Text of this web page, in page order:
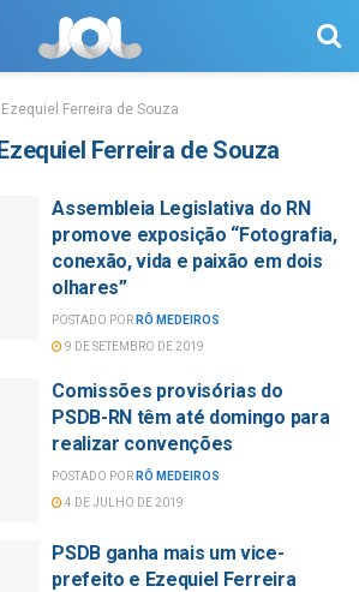
Ferreira de Souza
Ferreira de Souza
Assembleia Legislativa do RN
promove exposição “Fotografia,
conexão, vida e paixão em dois
olhares”
POSTADO POR RÔ MEDEIROS
9 DE SETEMBRO DE 2019
Comissões provisórias do
PSDB-RN têm até domingo para
realizar convenções
POSTADO POR RÔ MEDEIROS
4 DE JULHO DE 2019
PSDB ganha mais um vice-
prefeito e Ezequiel Ferreira